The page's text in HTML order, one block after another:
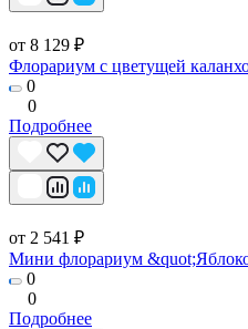
от 8 129 ₽
Флорариум с цветущей
0
0
Подробнее
от 2 541 ₽
Мини флорариум
0
0
Подробнее